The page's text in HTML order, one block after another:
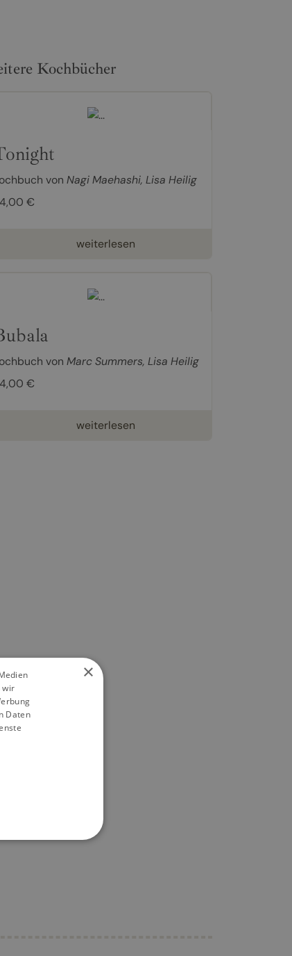
Kochbücher
von Nagi Maehashi, Lisa Heilig
€
weiterlesen
von Marc Summers, Lisa Heilig
€
weiterlesen
×
wir
Daten